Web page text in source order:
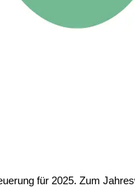
für 2025. Zum